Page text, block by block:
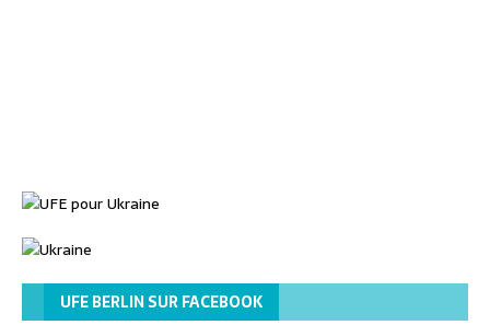
UFE BERLIN SUR FACEBOOK